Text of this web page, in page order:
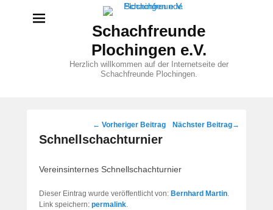
Schachfreunde
Plochingen e.V.
Herzlich willkommen auf der Internetseite der
Schachfreunde Plochingen.
Beitragsnavigation
← Vorheriger Beitrag Nächster Beitrag→
Schnellschachturnier
Vereinsinternes Schnellschachturnier
Dieser Eintrag wurde veröffentlicht von: Bernhard Martin.
Link speichern: permalink.